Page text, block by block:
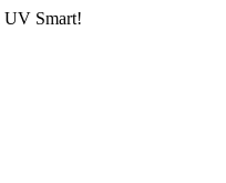
UV Smart!